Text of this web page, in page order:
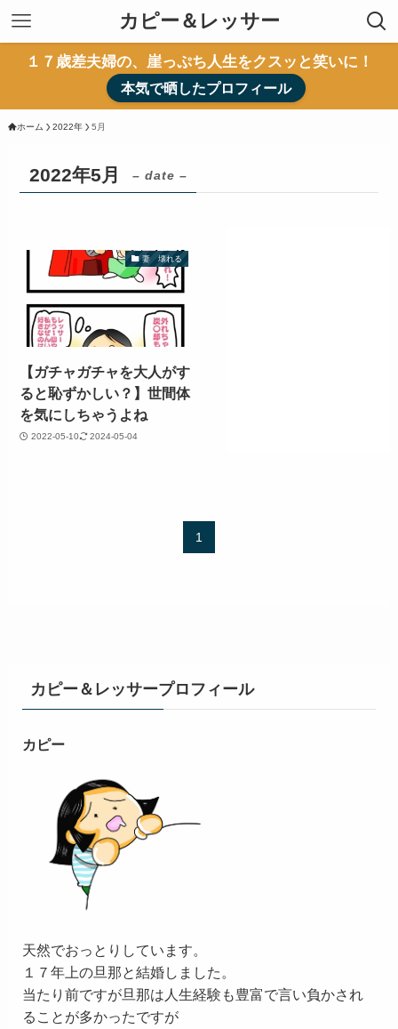
カピー＆レッサー
１７歳差夫婦の、崖っぷち人生をクスッと笑いに！
本気で晒したプロフィール
ホーム 2022年 5月
2022年5月 – date –
妻 壊れる
【ガチャガチャを大人がす
ると恥ずかしい？】世間体
を気にしちゃうよね
2022-05-10 2024-05-04
1
カピー＆レッサープロフィール
カピー
天然でおっとりしています。
１７年上の旦那と結婚しました。
当たり前ですが旦那は人生経験も豊富で言い負かされ
ることが多かったですが